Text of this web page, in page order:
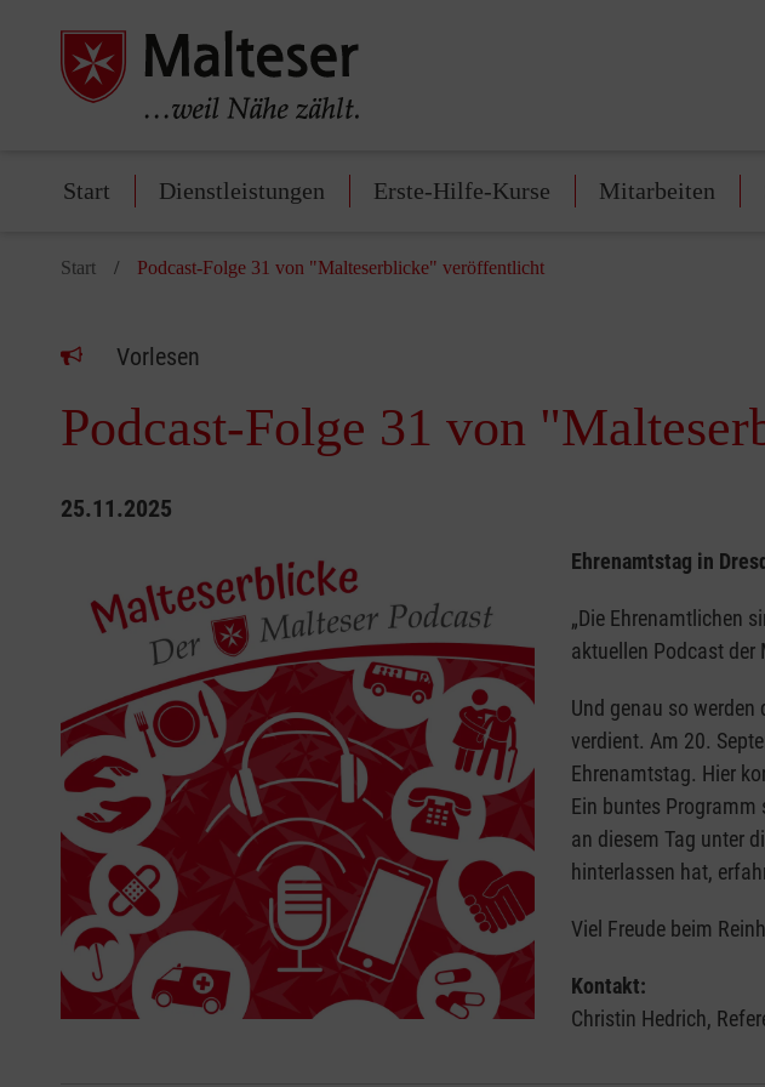
Start Dienstleistungen Erste-Hilfe-Kurse Mitarbeiten
Start Podcast-Folge 31 von "Malteserblicke" veröffentlicht
Vorlesen
Podcast-Folge 31 von
25.11.2025
Ehrenamtstag in
„Die Ehrenamtlichen
aktuellen Podcast der
Und genau so
verdient. Am 20.
Ehrenamtstag. Hier
Ein buntes
an diesem Tag unter
hinterlassen hat,
Viel Freude beim
Kontakt:
Christin Hedrich,